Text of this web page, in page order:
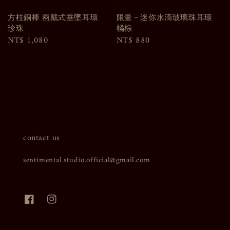
方柱銅棒 兩戴式垂墜耳環
珍珠
Regular
NT$ 1,080
限量－迷你水滴玻璃珠耳環
橘棕
Regular
NT$ 880
contact us
sentimental.studio.official@gmail.com